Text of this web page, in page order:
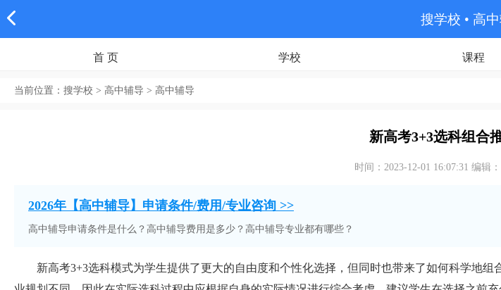
搜学校 • 高
首 页 学校 课程
当前位置： 搜学校 > 高中辅导 > 高中辅导
新高考3+3选科组合
时间：2023-12-01 16:07:31 编辑
2026年【高中辅导】申请条件/费用/专业咨询 >>
高中辅导申请条件是什么？高中辅导费用是多少？高中辅导专业都有哪些？
新高考3+3选科模式为学生提供了更大的自由度和个性化选择，但同时也带来了如何科学地组